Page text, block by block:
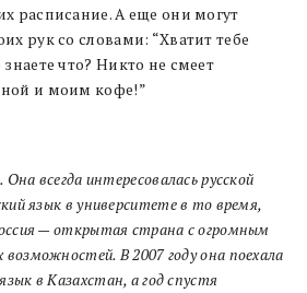
расписание. А еще они могут
рук со словами: “Хватит тебе
что? Никто не смеет
и моим кофе!”
Она всегда интересовалась русской
язык в университете в то время,
— открытая страна с огромным
В 2007 году она поехала
в Казахстан, а год спустя